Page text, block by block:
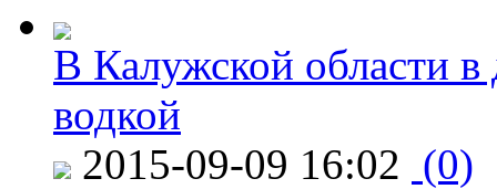
В Калужской области в
водкой
2015-09-09 16:02 (0)